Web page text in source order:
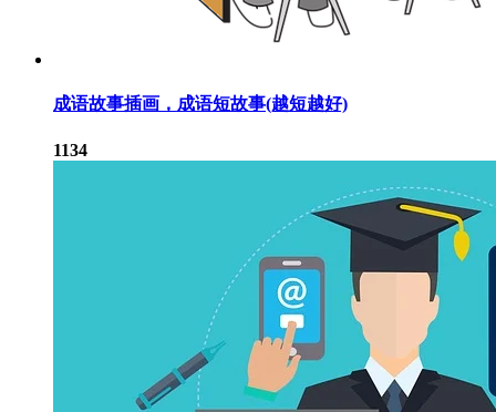
成语故事插画，成语短故事(越短越好)
1134